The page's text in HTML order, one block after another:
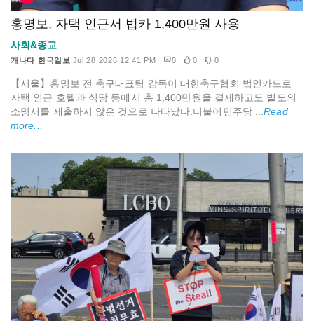
홍명보, 자택 인근서 법카 1,400만원 사용
사회&종교
캐나다 한국일보 Jul 28 2026 12:41 PM 0 0 0
【서울】홍명보 전 축구대표팀 감독이 대한축구협회 법인카드로
자택 인근 호텔과 식당 등에서 총 1,400만원을 결제하고도 별도의
소명서를 제출하지 않은 것으로 나타났다.더불어민주당 ...Read
more...